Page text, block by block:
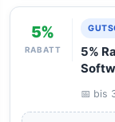
5%
RABATT
5%
📅 bis